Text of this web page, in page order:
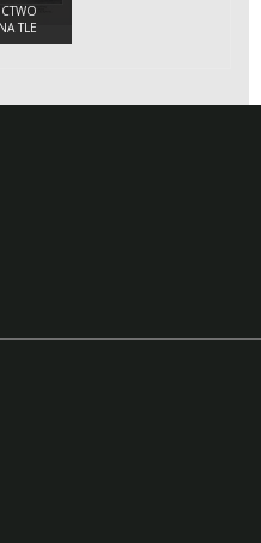
TLE